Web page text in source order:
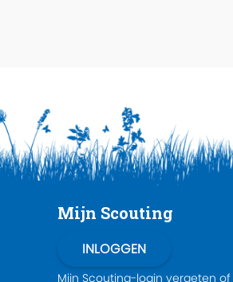
Mijn Scouting
Mijn Scouting-login vergeten of